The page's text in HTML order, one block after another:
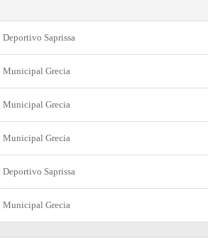
Deportivo Saprissa
Municipal Grecia
Municipal Grecia
Municipal Grecia
Deportivo Saprissa
Municipal Grecia